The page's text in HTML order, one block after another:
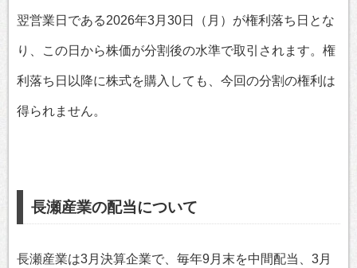
翌営業日である2026年3月30日（月）が権利落ち日とな
り、この日から株価が分割後の水準で取引されます。権
利落ち日以降に株式を購入しても、今回の分割の権利は
得られません。
長瀬産業の配当について
長瀬産業は3月決算企業で、毎年9月末を中間配当、3月